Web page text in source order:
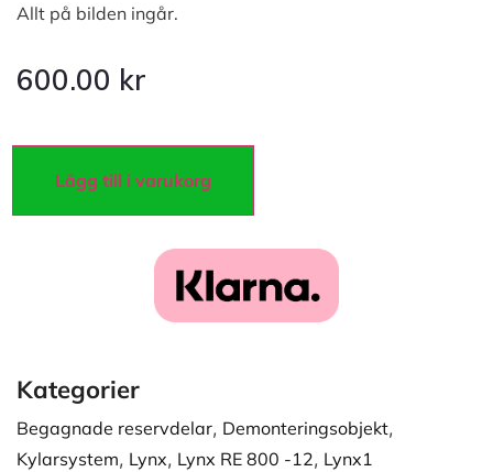
Allt på bilden ingår.
600.00 kr
Lägg till i varukorg
Kategorier
Begagnade reservdelar, Demonteringsobjekt,
Kylarsystem, Lynx, Lynx RE 800 -12, Lynx1